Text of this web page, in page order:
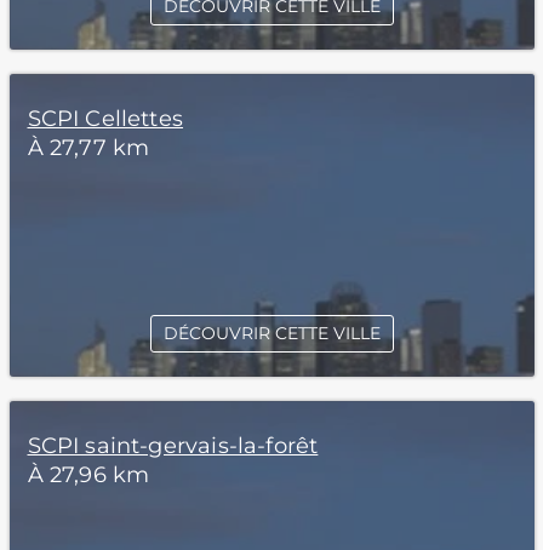
DÉCOUVRIR CETTE VILLE
SCPI Cellettes
À 27,77 km
DÉCOUVRIR CETTE VILLE
SCPI saint-gervais-la-forêt
À 27,96 km